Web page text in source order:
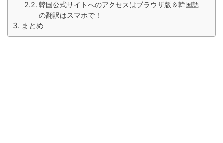
韓国公式サイトへのアクセスはブラウザ版＆韓国語
の翻訳はスマホで！
まとめ